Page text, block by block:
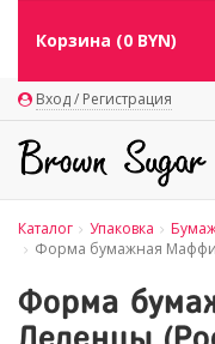
Вход / Регистрация
Корзина (0 BYN)
Каталог Упаковка
Форма бумажная
Форма